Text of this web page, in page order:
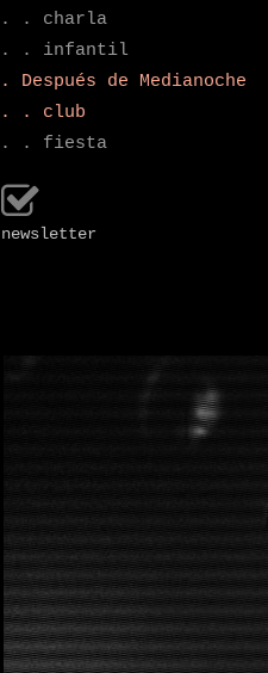
. . charla
. . infantil
. Después de Medianoche
. . club
. . fiesta
newsletter